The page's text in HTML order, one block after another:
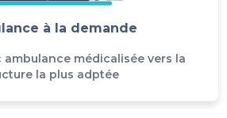
à la demande
ambulance médicalisée vers la
la plus adptée